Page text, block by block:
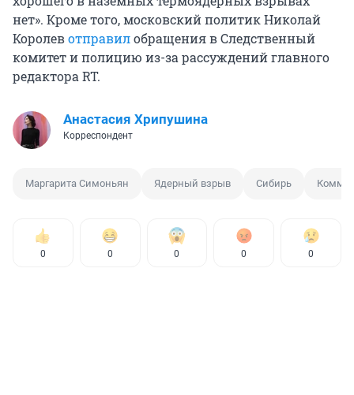
нет». Кроме того, московский политик Николай
Королевотправилобращения в Следственный
комитет и полицию из-за рассуждений главного
редактора RT.
Анастасия Хрипушина
Корреспондент
Маргарита Симоньян Ядерный взрыв Сибирь
0 0 0 0 0